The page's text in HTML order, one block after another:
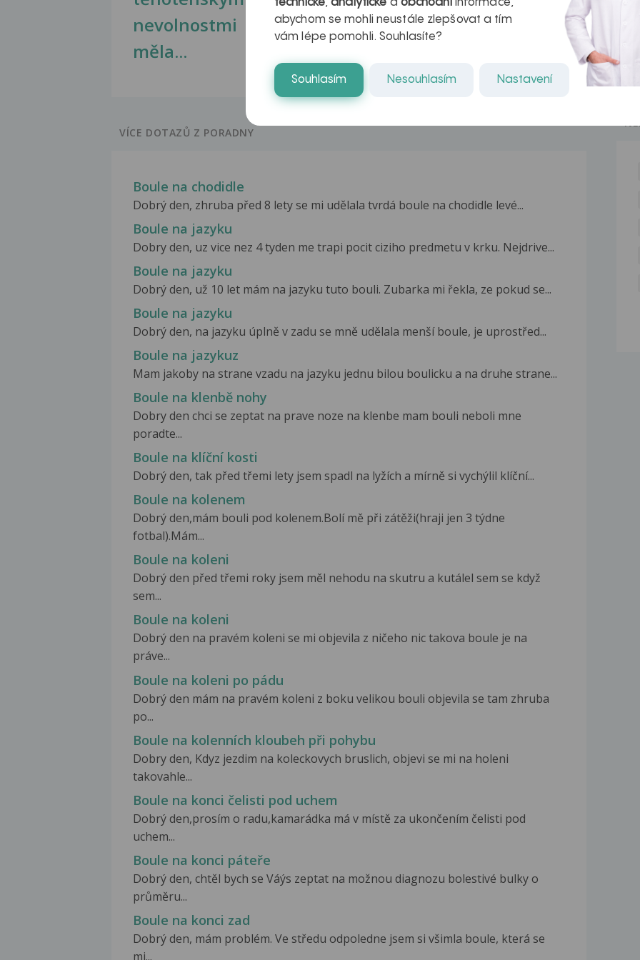
nevolnostmi
měla...
naděje pro ty,
VÍCE DOTAZŮ Z PORADNY
Boule na chodidle
Dobrý den, zhruba před 8 lety se mi udělala tvrdá boule na chodidle levé...
Boule na jazyku
Dobry den, uz vice nez 4 tyden me trapi pocit ciziho predmetu v krku. Nejdrive...
Boule na jazyku
Dobrý den, už 10 let mám na jazyku tuto bouli. Zubarka mi řekla, ze pokud se...
Boule na jazyku
Dobrý den, na jazyku úplně v zadu se mně udělala menší boule, je uprostřed...
Boule na jazykuz
Mam jakoby na strane vzadu na jazyku jednu bilou boulicku a na druhe strane...
Boule na klenbě nohy
Dobry den chci se zeptat na prave noze na klenbe mam bouli neboli mne
poradte...
Boule na klíční kosti
Dobrý den, tak před třemi lety jsem spadl na lyžích a mírně si vychýlil klíční...
Boule na kolenem
Dobrý den,mám bouli pod kolenem.Bolí mě při zátěži(hraji jen 3 týdne
fotbal).Mám...
Boule na koleni
Dobrý den před třemi roky jsem měl nehodu na skutru a kutálel sem se když
sem...
Boule na koleni
Dobrý den na pravém koleni se mi objevila z ničeho nic takova boule je na
práve...
Boule na koleni po pádu
Dobrý den mám na pravém koleni z boku velikou bouli objevila se tam zhruba
po...
Boule na kolenních kloubeh při pohybu
Dobry den, Kdyz jezdim na koleckovych bruslich, objevi se mi na holeni
takovahle...
Boule na konci čelisti pod uchem
Dobrý den,prosím o radu,kamarádka má v místě za ukončením čelisti pod
uchem...
Boule na konci páteře
Dobrý den, chtěl bych se Váýs zeptat na možnou diagnozu bolestivé bulky o
průměru...
Boule na konci zad
Dobrý den, mám problém. Ve středu odpoledne jsem si všimla boule, která se
mi...
technické,analytické a obchodníinformace,
abychom se mohli neustále zlepšovat a tím
vám lépe pomohli. Souhlasíte?
Souhlasím Nesouhlasím Nastavení